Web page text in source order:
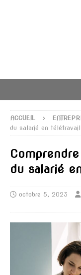
ACCUEIL
du salarié en télétravail
du salarié
octobre 5, 2023